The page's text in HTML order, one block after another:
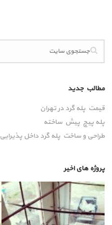
مطالب جدید
قیمت پله گرد در تهران
پله پیچ پیش‌ ساخته
طراحی و ساخت پله گرد داخل پذیرایی
پروژه های اخیر